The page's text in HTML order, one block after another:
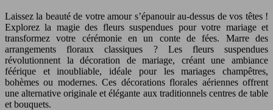
Laissez la beauté de votre amour s’épanouir au-dessus de vos têtes !
Explorez la magie des fleurs suspendues pour votre mariage et
transformez votre cérémonie en un conte de fées. Marre des
arrangements floraux classiques ? Les fleurs suspendues
révolutionnent la décoration de mariage, créant une ambiance
féérique et inoubliable, idéale pour les mariages champêtres,
bohèmes ou modernes. Ces décorations florales aériennes offrent
une alternative originale et élégante aux traditionnels centres de table
et bouquets.